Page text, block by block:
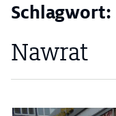
Schlagwort:
Nawrat